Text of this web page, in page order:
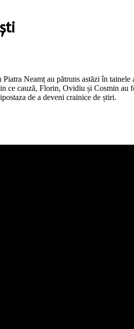
Neamț au pătruns astăzi în
cauză, Florin, Ovidiu și Cosmin au
de a deveni crainice de știri.